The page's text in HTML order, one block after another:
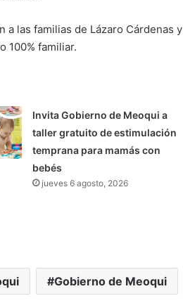
las familias de Lázaro Cárdenas y
100% familiar.
Invita Gobierno de Meoqui a
taller gratuito de estimulación
temprana para mamás con
bebés
jueves 6 agosto, 2026
Gobierno de Meoqui